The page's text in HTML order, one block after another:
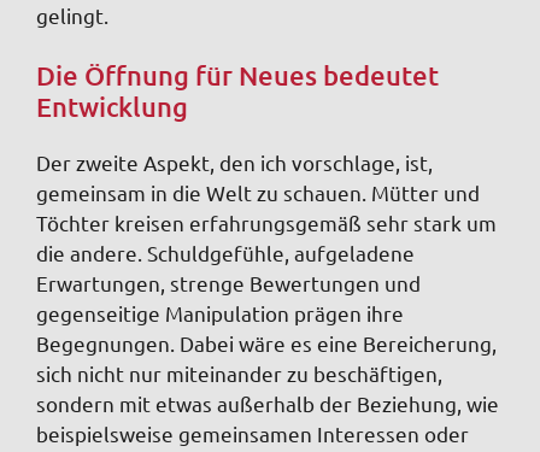
gelingt.
Die Öffnung für Neues bedeutet
Entwicklung
Der zweite Aspekt, den ich vorschlage, ist,
gemeinsam in die Welt zu schauen. Mütter und
Töchter kreisen erfahrungsgemäß sehr stark um
die andere. Schuldgefühle, aufgeladene
Erwartungen, strenge Bewertungen und
gegenseitige Manipulation prägen ihre
Begegnungen. Dabei wäre es eine Bereicherung,
sich nicht nur miteinander zu beschäftigen,
sondern mit etwas außerhalb der Beziehung, wie
beispielsweise gemeinsamen Interessen oder